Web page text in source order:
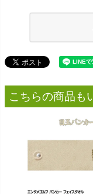
こちらの商品も